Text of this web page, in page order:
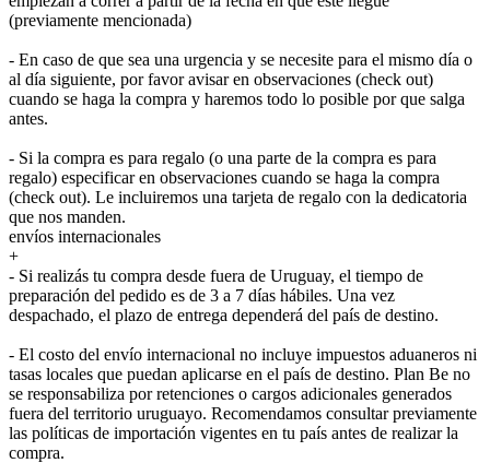
(previamente mencionada)
- En caso de que sea una urgencia y se necesite para el mismo día o
al día siguiente, por favor avisar en observaciones (check out)
cuando se haga la compra y haremos todo lo posible por que salga
antes.
- Si la compra es para regalo (o una parte de la compra es para
regalo) especificar en observaciones cuando se haga la compra
(check out). Le incluiremos una tarjeta de regalo con la dedicatoria
que nos manden.
envíos internacionales
+
- Si realizás tu compra desde fuera de Uruguay, el tiempo de
preparación del pedido es de 3 a 7 días hábiles. Una vez
despachado, el plazo de entrega dependerá del país de destino.
- El costo del envío internacional no incluye impuestos aduaneros ni
tasas locales que puedan aplicarse en el país de destino. Plan Be no
se responsabiliza por retenciones o cargos adicionales generados
fuera del territorio uruguayo. Recomendamos consultar previamente
las políticas de importación vigentes en tu país antes de realizar la
compra.